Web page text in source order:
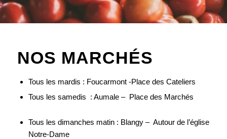
NOS MARCHÉS
Tous les mardis : Foucarmont -Place des Cateliers
Tous les samedis : Aumale – Place des Marchés
Tous les dimanches matin : Blangy – Autour de l’église
Notre-Dame